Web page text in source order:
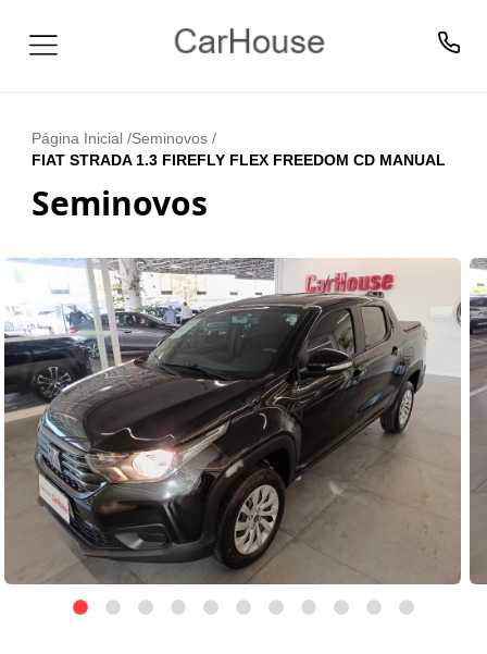
Página Inicial /Seminovos /
FIAT STRADA 1.3 FIREFLY FLEX FREEDOM CD MANUAL
Seminovos